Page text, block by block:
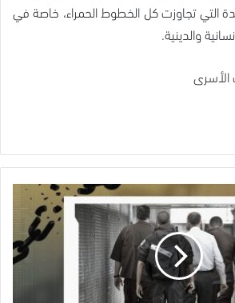
التي تجاوزت كل الخطوط الحمراء، خاصة في
والدينية.
الأسرى